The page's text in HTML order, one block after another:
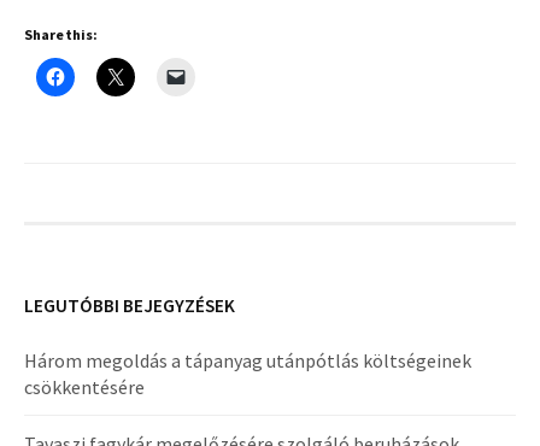
Share this:
LEGUTÓBBI BEJEGYZÉSEK
Három megoldás a tápanyag utánpótlás költségeinek
csökkentésére